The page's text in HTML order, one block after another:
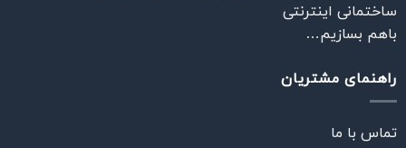
ساختمانی اینترنتی
باهم بسازیم…
راهنمای مشتریان
تماس با ما